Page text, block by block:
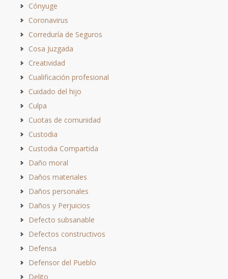
Cónyuge
Coronavirus
Correduría de Seguros
Cosa Juzgada
Creatividad
Cualificación profesional
Cuidado del hijo
Culpa
Cuotas de comunidad
Custodia
Custodia Compartida
Daño moral
Daños materiales
Daños personales
Daños y Perjuicios
Defecto subsanable
Defectos constructivos
Defensa
Defensor del Pueblo
Delito